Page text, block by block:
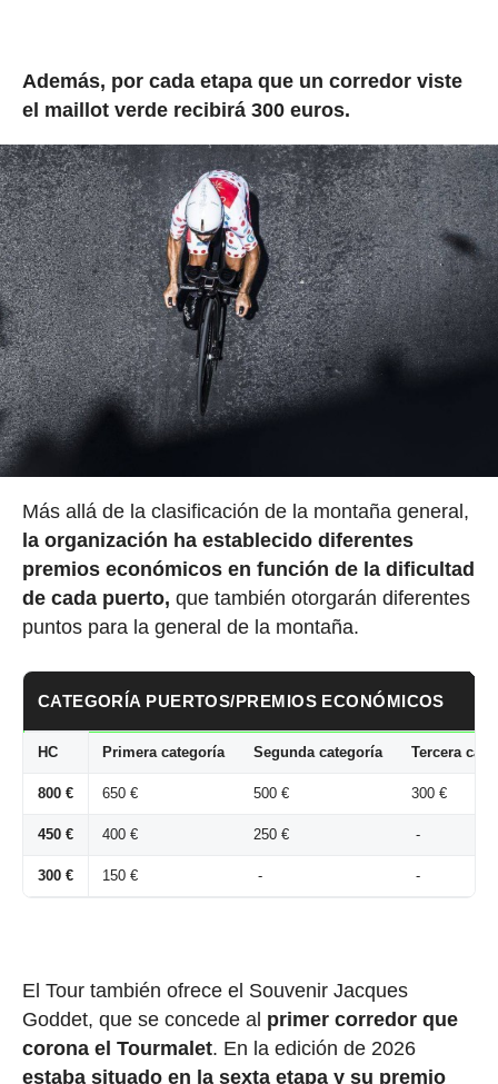
Además, por cada etapa que un corredor viste
el maillot verde recibirá 300 euros.
Más allá de la clasificación de la montaña general,
la organización ha establecido diferentes
premios económicos en función de la dificultad
de cada puerto, que también otorgarán diferentes
puntos para la general de la montaña.
CATEGORÍA PUERTOS/PREMIOS ECONÓMICOS
HC Primera categoría Segunda categoría Tercera
800 € 650 € 500 € 300 €
450 € 400 € 250 € -
300 € 150 € - -
El Tour también ofrece el Souvenir Jacques
Goddet, que se concede al primer corredor que
corona el Tourmalet. En la edición de 2026
estaba situado en la sexta etapa y su premio